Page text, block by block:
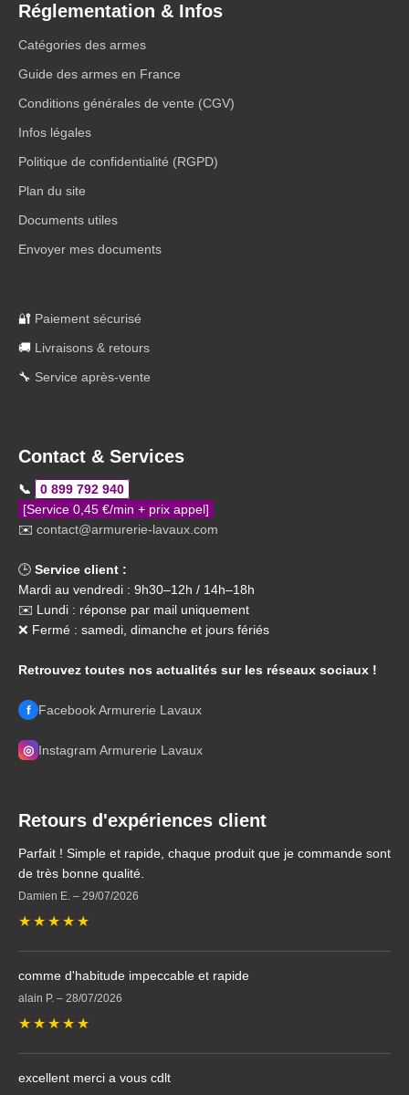
Réglementation & Infos
Catégories des armes
Guide des armes en France
Conditions générales de vente (CGV)
Infos légales
Politique de confidentialité (RGPD)
Plan du site
Documents utiles
Envoyer mes documents
🔐 Paiement sécurisé
🚚 Livraisons & retours
🔧 Service après-vente
Contact & Services
📞
0 899 792 940
[Service 0,45 €/min + prix appel]
✉️ contact@armurerie-lavaux.com
🕒 Service client :
Mardi au vendredi : 9h30–12h / 14h–18h
✉️ Lundi : réponse par mail uniquement
❌ Fermé : samedi, dimanche et jours fériés
Retrouvez toutes nos actualités sur les réseaux sociaux !
f Facebook Armurerie Lavaux
◎ Instagram Armurerie Lavaux
Retours d'expériences client
Parfait ! Simple et rapide, chaque produit que je commande sont
de très bonne qualité.
Damien E. – 29/07/2026
★ ★ ★ ★ ★
comme d'habitude impeccable et rapide
alain P. – 28/07/2026
★ ★ ★ ★ ★
excellent merci a vous cdlt